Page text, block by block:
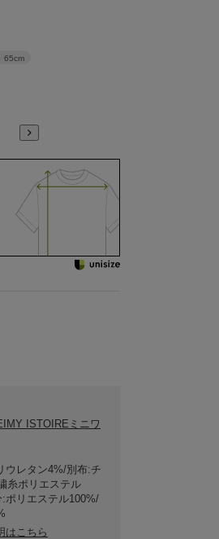
65cm
ISTOIREミニワ
ウレタン4%/別布:チ
糸ポリエステル
ポリエステル100%/
はこちら